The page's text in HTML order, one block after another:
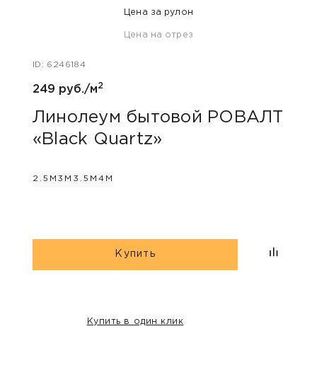
Цена за рулон
Цена на отрез
ID: 6246184
249 руб./м2
Линолеум бытовой РОВАЛТ
«Black Quartz»
2.5М 3М 3.5М 4М
Купить
Купить в один клик